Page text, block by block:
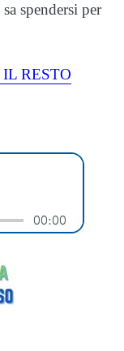
spendersi per
RESTO